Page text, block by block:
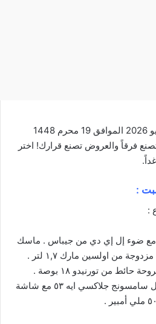
عروض لولو جدة اليوم 4 يوليو 2026 الموافق 19 محرم 1448
فرقاً والعروض تصنع قرارك! اختر
:
:
مع ضوء إل إي دي من جيباس . ماسك
موبايل . غلاية كهربائية بطبقة مزدوجة من اولسين مارك ١,٧ لتر .
تورنيدو مكنسة ١٦٠٠ واط . مروحة حائط من تورنيدو ١٨ بوصة .
فريش خلاط ٣٦٠ واط . موبايل سامسونج جلاكسي ايه ٥٣ مع شاشة